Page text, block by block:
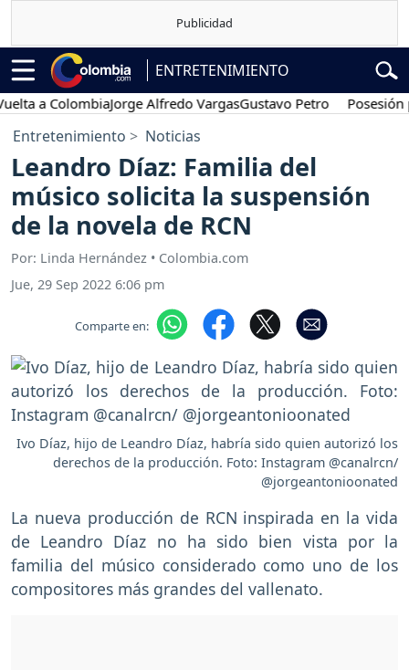
ENTRETENIMIENTO
a ColombiaJorge Alfredo VargasGustavo Petro Posesión
Entretenimiento Noticias
Leandro Díaz: Familia del
músico solicita la suspensión
de la novela de RCN
Por: Linda Hernández • Colombia.com
Jue, 29 Sep 2022 6:06 pm
Comparte en:
Ivo Díaz, hijo de Leandro Díaz, habría sido quien autorizó los
derechos de la producción. Foto: Instagram @canalrcn/
@jorgeantonioonated
La nueva producción de RCN inspirada en la vida
de Leandro Díaz no ha sido bien vista por la
familia del músico considerado como uno de los
compositores más grandes del vallenato.